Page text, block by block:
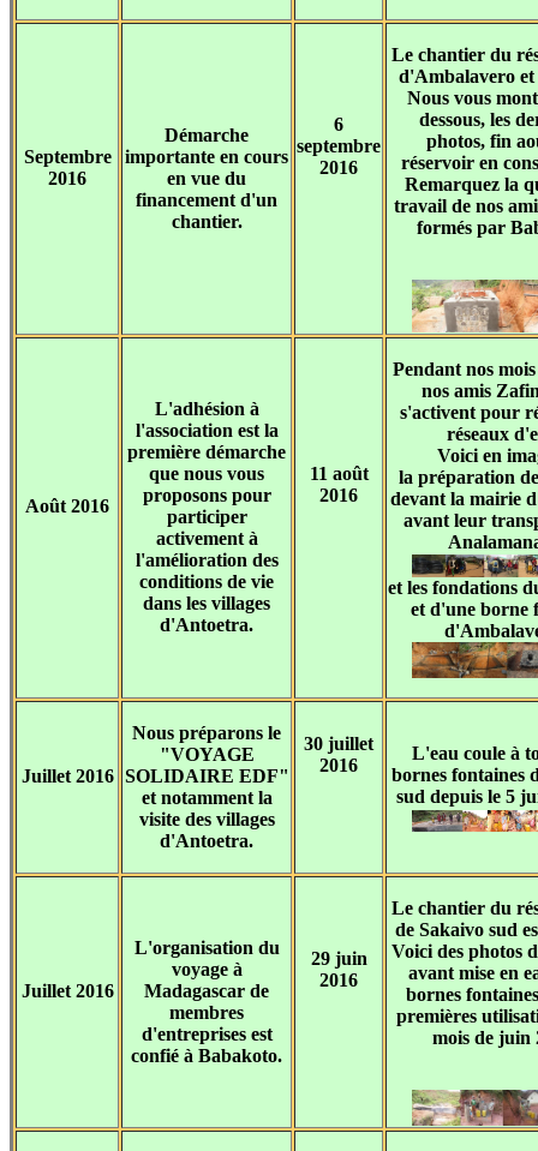
Septembre
2016
Démarche
importante en cours
en vue du
financement d'un
chantier.
6
septembre
2016
Le chantier du
d'Ambalavero et
Nous vous
dessous, les
photos, fin
réservoir en
Remarquez la
travail de nos
formés par
Août 2016
L'adhésion à
l'association est la
première démarche
que nous vous
proposons pour
participer
activement à
l'amélioration des
conditions de vie
dans les villages
d'Antoetra.
11 août
2016
Pendant nos mois
nos amis
s'activent pour
réseaux
Voici en
la préparation
devant la mairie
avant leur
et les fondations
et d'une borne
Juillet 2016
Nous préparons le
"VOYAGE
SOLIDAIRE EDF"
et notamment la
visite des villages
d'Antoetra.
30 juillet
2016
L'eau coule à
bornes fontaines
sud depuis le 5
Juillet 2016
L'organisation du
voyage à
Madagascar de
membres
d'entreprises est
confié à Babakoto.
29 juin
2016
Le chantier du
de Sakaivo sud
Voici des photos
avant mise en
bornes
premières
mois de juin